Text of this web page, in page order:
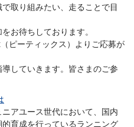
取り組みたい、走ることで目
お待ちしております。
ピーティックス）よりご応募が
していきます。皆さまのご参
アユース世代において、国内
育成を行っているランニング